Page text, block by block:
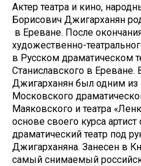
Актер театра и кино,
Борисович Джигарханян
в Ереване. После
художественно-
в Русском драматическом
Станиславского в Ереване.
Джигарханян был одним из
Московского
Маяковского и театра
основе своего курса
драматический театр под
Джигарханяна. Занесен в
самый снимаемый